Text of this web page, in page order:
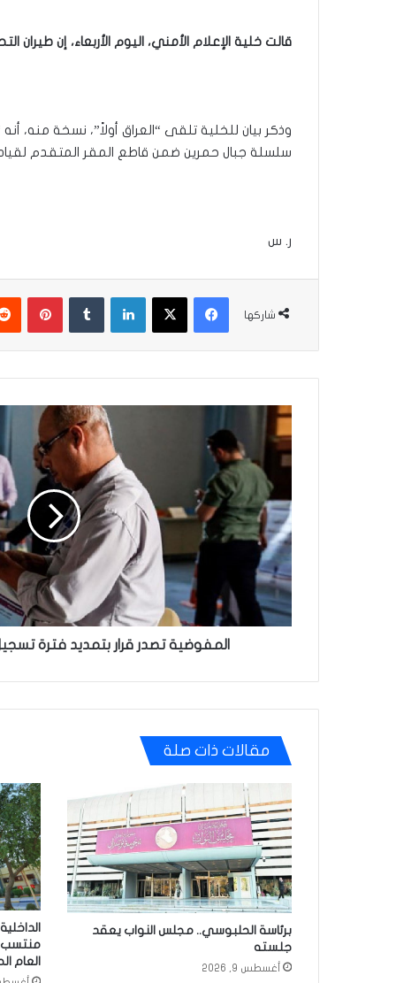
قالت خلية الإعلام الأمني، اليوم الأربعاء، إن
وذكر بيان للخلية تلقى “العراق أولاً”، نسخة منه،
سلسلة جبال حمرين ضمن قاطع المقر المتقدم
ر. س
شاركها
فيسبوك
‫X لينكدإن
المفوضية
تصدر
قرار
بتمديد
فترة
تسجيل
التحالفات
السياسية
المفوضية تصدر قرار بتمديد فترة
مقالات ذات صلة
برئاسة الحلبوسي.. مجلس النواب يعقد
جلسته
أغسطس 9, 2026
منتسب
العام